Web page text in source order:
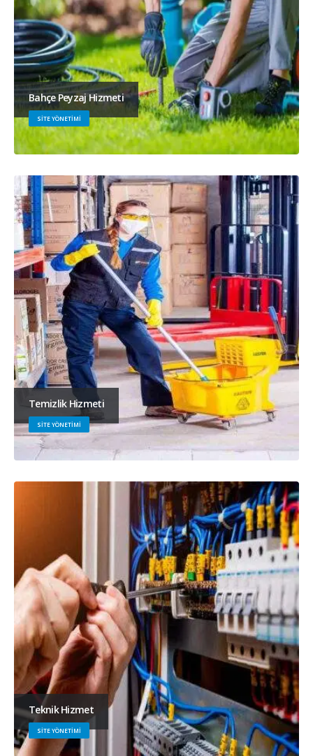
Bahçe Peyzaj Hizmeti
SITE YÖNETIMI
Temizlik Hizmeti
SITE YÖNETIMI
Teknik Hizmet
SITE YÖNETIMI